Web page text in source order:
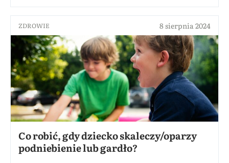
ZDROWIE 8 sierpnia 2024
Co robić, gdy dziecko skaleczy/oparzy
podniebienie lub gardło?